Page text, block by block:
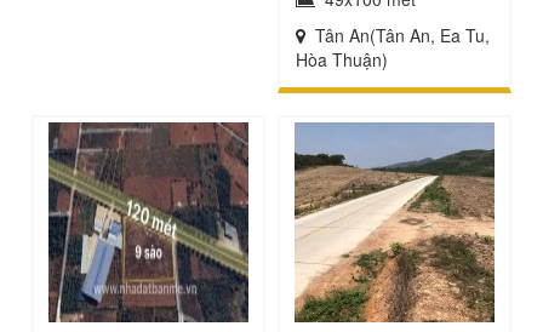
Tân An(Tân An, Ea Tu,
Hòa Thuận)